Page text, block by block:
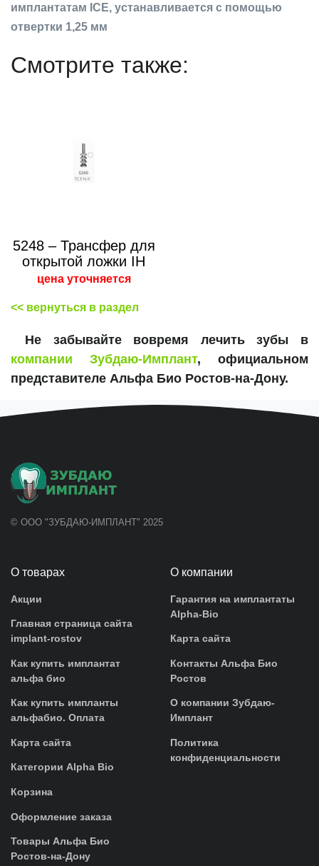
имплантатам ICE, устанавливается с помощью
отвертки 1,25 мм
Смотрите также:
5248 – Трансфер для
открытой ложки IH
цена уточняется
<< вернуться в раздел
Не забывайте вовремя лечить зубы в
компании Зубдаю-Имплант, официальном
представителе Альфа Био Ростов-на-Дону.
© ООО "ЗУБДАЮ-ИМПЛАНТ" 2025
О товарах
Акции
Главная страница сайта
implant-rostov
Как купить имплантат
альфа био
Как купить импланты
альфабио. Оплата
Карта сайта
Категории Alpha Bio
Корзина
Оформление заказа
Товары Альфа Био
Ростов-на-Дону
О компании
Гарантия на имплантаты
Alpha-Bio
Карта сайта
Контакты Альфа Био
Ростов
О компании Зубдаю-
Имплант
Политика
конфиденциальности